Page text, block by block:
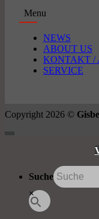
Menu
NEWS
ABOUT US
KONTAKT /
SERVICE
Copyright 2026 ©
Suche
×